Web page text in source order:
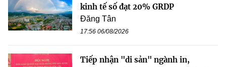
kinh tế số đạt 20% GRDP
Đăng Tân
17:56 06/08/2026
Tiếp nhận "di sản" ngành in,